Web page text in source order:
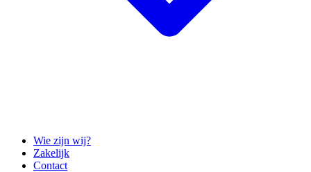
Wie zijn wij?
Zakelijk
Contact